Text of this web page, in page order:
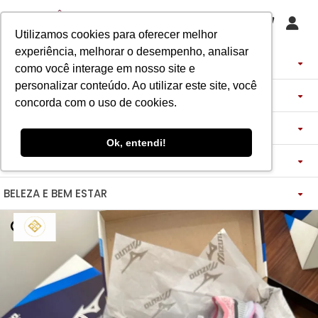
Utilizamos cookies para oferecer melhor
experiência, melhorar o desempenho, analisar
como você interage em nosso site e
personalizar conteúdo. Ao utilizar este site, você
concorda com o uso de cookies.
Ok, entendi!
PERFUMES
IMPORTADOS
FEMININO
MASCULINO
ÁRABES
FEMININO
MASCULINO
SEMI SELETIVO
FEMININO
MASCULINO
-------------
INSPIRAÇÕES
FEMININO
MASCULINO
MINIATURAS 25ML
BRAND COLLECTION
BODY SPLASH
DECANTS
DECANTS DE LUXO
DECANTS ÁRABES
DESCOBERTAS
ASSINATURA DE PERFUME
ASSINATURA ROUPA
BLAZER
CALÇAS
BOLSAS
MAQUIAGENS
LADY BEAUTY
BOCA
CATHARINE HILL
OLHOS
RUBY ROSE
BOCA
MELU
BELEZA E BEM ESTAR
VIDA SAUDÁVEL
MAGNUS - ENERGIA
FEM-SAÚDE MULHER
NOSSO DIFERENCIAL
TECNOLOGIA MICELIZAÇÃO
DETOX ESSENCE